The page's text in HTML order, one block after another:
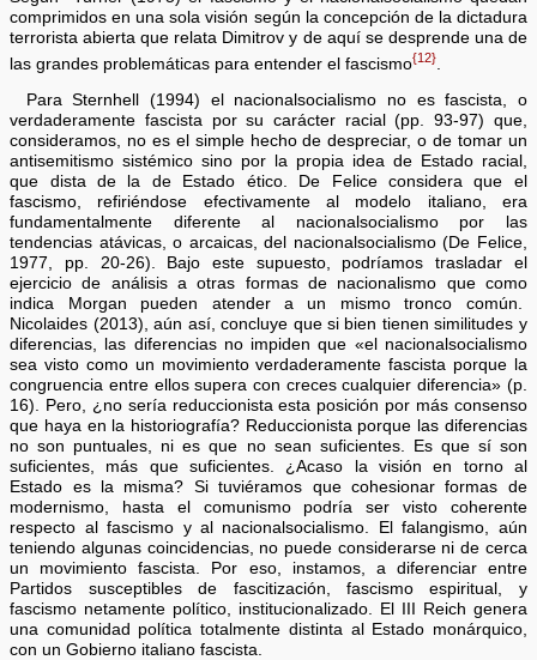
comprimidos en una sola visión según la concepción de la dictadura
terrorista abierta que relata Dimitrov y de aquí se desprende una de
las grandes problemáticas para entender el fascismo{12}
Para Sternhell (1994) el nacionalsocialismo no es fascista, o
verdaderamente fascista por su carácter racial (pp. 93-97) que,
consideramos, no es el simple hecho de despreciar, o de tomar un
antisemitismo sistémico sino por la propia idea de Estado racial,
que dista de la de Estado ético. De Felice considera que el
fascismo, refiriéndose efectivamente al modelo italiano, era
fundamentalmente diferente al nacionalsocialismo por las
tendencias atávicas, o arcaicas, del nacionalsocialismo (De Felice,
1977, pp. 20-26). Bajo este supuesto, podríamos trasladar el
ejercicio de análisis a otras formas de nacionalismo que como
indica Morgan pueden atender a un mismo tronco común.
Nicolaides (2013), aún así, concluye que si bien tienen similitudes y
diferencias, las diferencias no impiden que «el nacionalsocialismo
sea visto como un movimiento verdaderamente fascista porque la
congruencia entre ellos supera con creces cualquier diferencia» (p.
16). Pero, ¿no sería reduccionista esta posición por más consenso
que haya en la historiografía? Reduccionista porque las diferencias
no son puntuales, ni es que no sean suficientes. Es que sí son
suficientes, más que suficientes. ¿Acaso la visión en torno al
Estado es la misma? Si tuviéramos que cohesionar formas de
modernismo, hasta el comunismo podría ser visto coherente
respecto al fascismo y al nacionalsocialismo. El falangismo, aún
teniendo algunas coincidencias, no puede considerarse ni de cerca
un movimiento fascista. Por eso, instamos, a diferenciar entre
Partidos susceptibles de fascitización, fascismo espiritual, y
fascismo netamente político, institucionalizado. El III Reich genera
una comunidad política totalmente distinta al Estado monárquico,
con un Gobierno italiano fascista.